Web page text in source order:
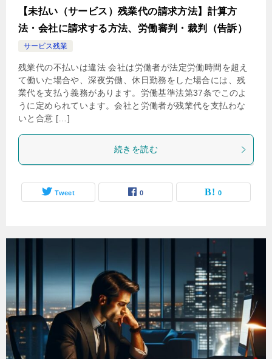
【未払い（サービス）残業代の請求方法】計算方
法・会社に請求する方法、労働審判・裁判（告訴）
サービス残業
残業代の不払いは違法 会社は労働者が法定労働時間を超え
て働いた場合や、深夜労働、休日勤務をした場合には、残
業代を支払う義務があります。労働基準法第37条でこのよ
うに定められています。会社と労働者が残業代を支払わな
いと合意 […]
続きを読む
Tweet 0 0